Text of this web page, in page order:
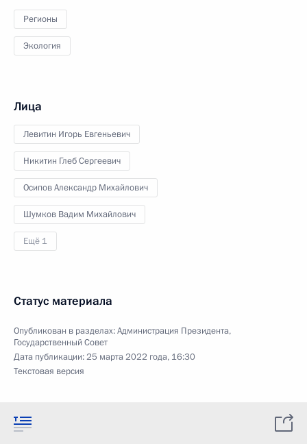
Регионы
Экология
Лица
Левитин Игорь Евгеньевич
Никитин Глеб Сергеевич
Осипов Александр Михайлович
Шумков Вадим Михайлович
Ещё 1
Статус материала
Опубликован в разделах:Администрация Президента,
Государственный Совет
Дата публикации:25 марта 2022 года, 16:30
Текстовая версия